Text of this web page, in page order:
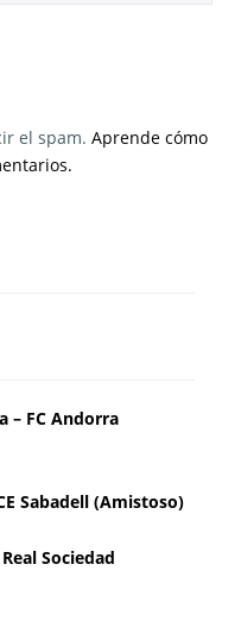
el spam. Aprende cómo
– FC Andorra
Sabadell (Amistoso)
Sociedad